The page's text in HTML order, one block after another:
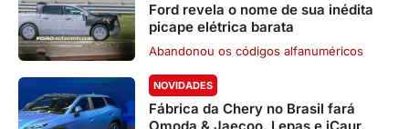
Ford revela o nome de sua inédita
picape elétrica barata
Abandonou os códigos alfanuméricos
NOVIDADES
Fábrica da Chery no Brasil fará